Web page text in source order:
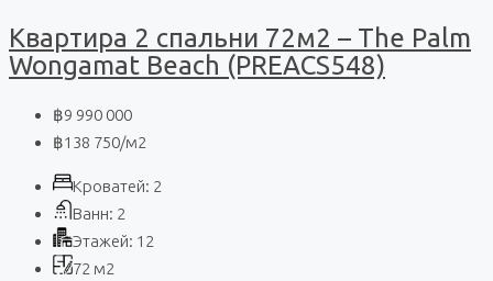
Квартира 2 спальни 72м2 – The Palm
Wongamat Beach (PREACS548)
฿9 990 000
฿138 750/м2
Кроватей: 2
Ванн: 2
Этажей: 12
72 м2